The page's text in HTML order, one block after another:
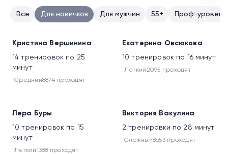
Все Для новичков Для мужчин 55+ Проф-уровень
Новое
Кристина Вершинина
14 тренировок по 25
минут
Средний8874 проходят
Новое
Екатерина Овсюкова
10 тренировок по 16 минут
Легкий2095 проходят
Лера Буры
10 тренировок по 15
минут
Легкий1388 проходят
Виктория Вакулина
2 тренировки по 28 минут
Сложный8653 проходят